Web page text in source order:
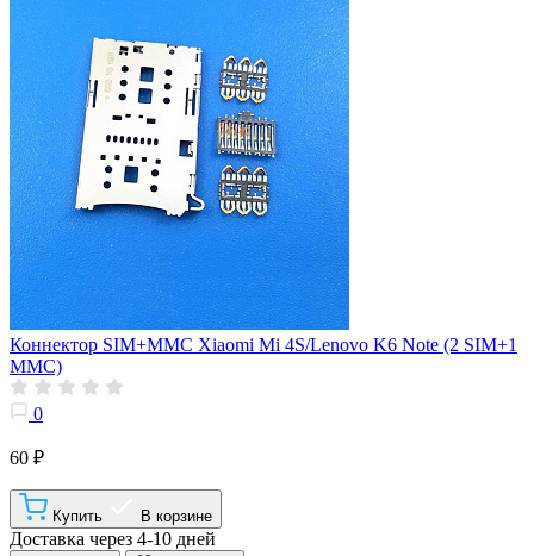
Коннектор SIM+MMC Xiaomi Mi 4S/Lenovo K6 Note (2 SIM+1
MMC)
0
60 ₽
Купить В корзине
Доставка через 4-10 дней